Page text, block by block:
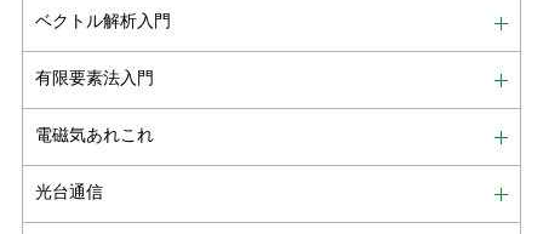
ベクトル解析入門
有限要素法入門
電磁気あれこれ
光台通信